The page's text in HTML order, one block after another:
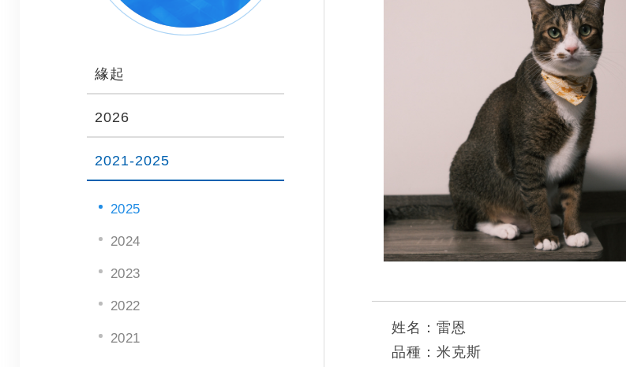
緣起
2026
2021-2025
2025
2024
2023
2022
2021
姓名：雷恩
品種：米克斯